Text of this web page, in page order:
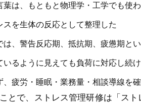
葉は、もともと物理学・工学でも使
スを生体の反応として整理した
は、警告反応期、抵抗期、疲憊期と
いるように見えても負荷に対応し続
、疲労・睡眠・業務量・相談導線を
とで、ストレス管理研修は「ス